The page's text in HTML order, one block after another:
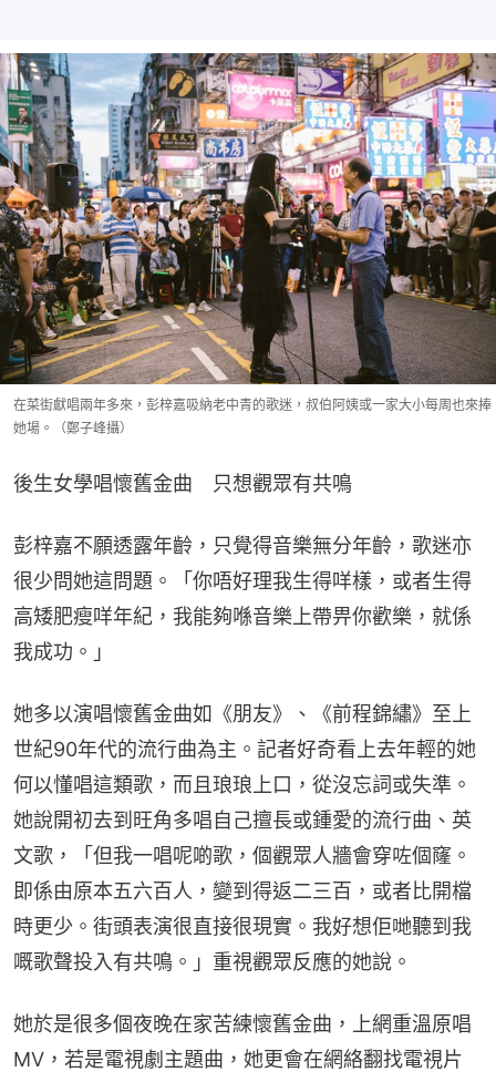
在菜街獻唱兩年多來，彭梓嘉吸納老中青的歌迷，叔伯阿姨或一家大小每周也來捧
她場。（鄭子峰攝）
後生女學唱懷舊金曲　只想觀眾有共鳴
彭梓嘉不願透露年齡，只覺得音樂無分年齡，歌迷亦
很少問她這問題。「你唔好理我生得咩樣，或者生得
高矮肥瘦咩年紀，我能夠喺音樂上帶畀你歡樂，就係
我成功。」
她多以演唱懷舊金曲如《朋友》、《前程錦繡》至上
世紀90年代的流行曲為主。記者好奇看上去年輕的她
何以懂唱這類歌，而且琅琅上口，從沒忘詞或失準。
她說開初去到旺角多唱自己擅長或鍾愛的流行曲、英
文歌，「但我一唱呢啲歌，個觀眾人牆會穿咗個窿。
即係由原本五六百人，變到得返二三百，或者比開檔
時更少。街頭表演很直接很現實。我好想佢哋聽到我
嘅歌聲投入有共鳴。」重視觀眾反應的她說。
她於是很多個夜晚在家苦練懷舊金曲，上網重溫原唱
MV，若是電視劇主題曲，她更會在網絡翻找電視片